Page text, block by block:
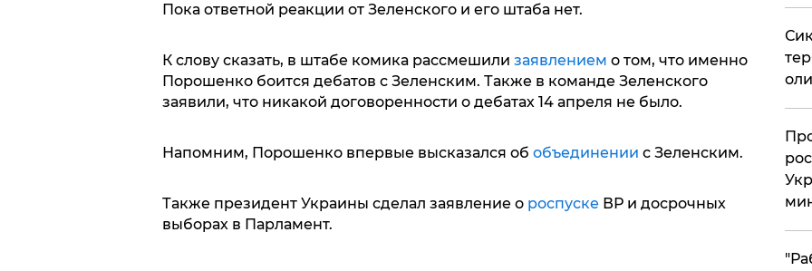
Пока ответной реакции от Зеленского и его штаба нет.
К слову сказать, в штабе комика рассмешили заявлением о том, что именно
Порошенко боится дебатов с Зеленским. Также в команде Зеленского
заявили, что никакой договоренности о дебатах 14 апреля не было.
Напомним, Порошенко впервые высказался об объединении с Зеленским.
Также президент Украины сделал заявление ороспускеВР и досрочных
выборах в Парламент.